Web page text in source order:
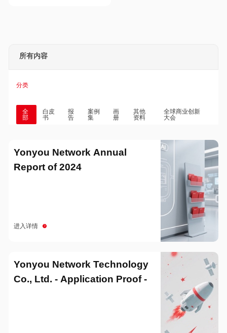
所有内容
分类
全
部
白皮
书
报
告
案例
集
画
册
其他
资料
全球商业创新
大会
Yonyou Network Annual
Report of 2024
进入详情
Yonyou Network Technology
Co., Ltd. - Application Proof -